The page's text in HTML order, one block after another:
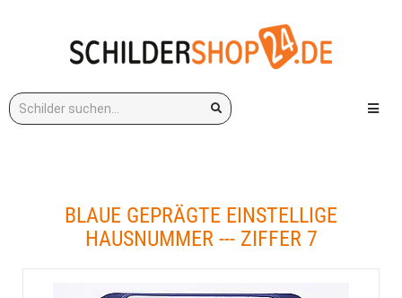
Stichwort: Menü
BLAUE GEPRÄGTE EINSTELLIGE
HAUSNUMMER --- ZIFFER 7